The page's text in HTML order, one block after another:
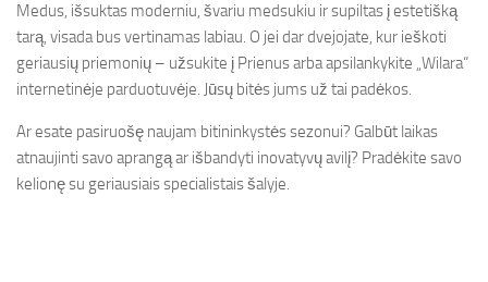
Medus, išsuktas moderniu, švariu medsukiu ir supiltas į estetišką
tarą, visada bus vertinamas labiau. O jei dar dvejojate, kur ieškoti
geriausių priemonių – užsukite į Prienus arba apsilankykite „Wilara“
internetinėje parduotuvėje. Jūsų bitės jums už tai padėkos.
Ar esate pasiruošę naujam bitininkystės sezonui? Galbūt laikas
atnaujinti savo aprangą ar išbandyti inovatyvų avilį? Pradėkite savo
kelionę su geriausiais specialistais šalyje.